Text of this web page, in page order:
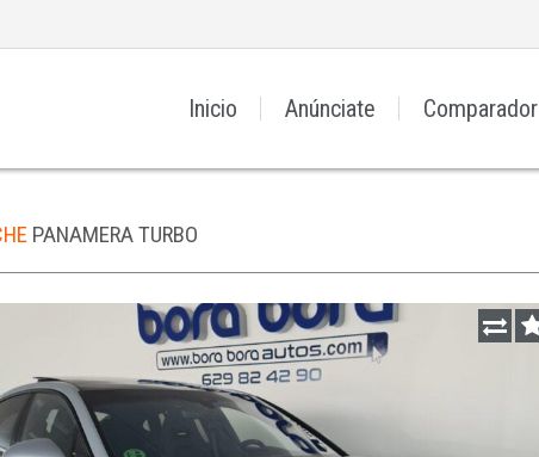
Inicio Anúnciate Comparador
PANAMERA TURBO